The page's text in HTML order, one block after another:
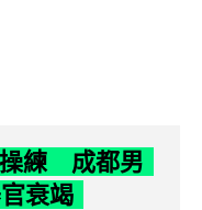
操練 成都男
衰竭